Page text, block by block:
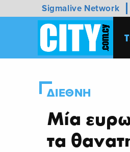
Sigmalive Network
ΔΙΕΘΝΗ
Μία
τα